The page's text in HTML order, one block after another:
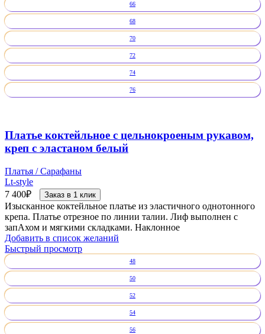
66
68
70
72
74
76
Платье коктейльное с цельнокроеным рукавом,
креп с эластаном белый
Платья / Сарафаны
Lt-style
7 400₽ Заказ в 1 клик
Изысканное коктейльное платье из эластичного однотонного
крепа. Платье отрезное по линии талии. Лиф выполнен с
запАхом и мягкими складками. Наклонное
Добавить в список желаний
Быстрый просмотр
48
50
52
54
56